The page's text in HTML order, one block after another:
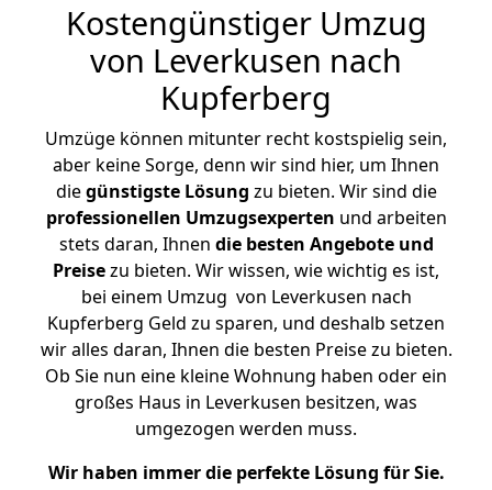
Kostengünstiger Umzug
von Leverkusen nach
Kupferberg
Umzüge können mitunter recht kostspielig sein,
aber keine Sorge, denn wir sind hier, um Ihnen
diegünstigste Lösung zu bieten. Wir sind die
professionellen Umzugsexperten und arbeiten
stets daran, Ihnen die besten Angebote und
Preisezu bieten. Wir wissen, wie wichtig es ist,
bei einem Umzug von Leverkusen nach
Kupferberg Geld zu sparen, und deshalb setzen
wir alles daran, Ihnen die besten Preise zu bieten.
Ob Sie nun eine kleine Wohnung haben oder ein
großes Haus in Leverkusen besitzen, was
umgezogen werden muss.
Wir haben immer die perfekte Lösung für Sie.